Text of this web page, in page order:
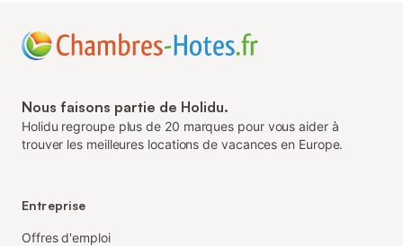
Nous faisons partie de Holidu.
Holidu regroupe plus de 20 marques pour vous aider à
trouver les meilleures locations de vacances en Europe.
Entreprise
Offres d'emploi